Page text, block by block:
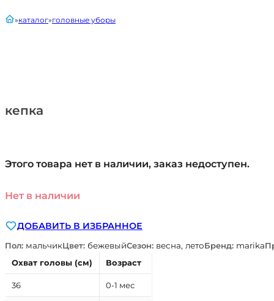
кепка
главнаякаталог головные уборы
Этого товара нет в наличии, заказ недоступен.
Нет в наличии
ДОБАВИТЬ В ИЗБРАННОЕ
Пол: мальчикЦвет: бежевыйСезон: весна, летоБренд: marika
Охват головы (см)
Возраст
36 0-1 мес